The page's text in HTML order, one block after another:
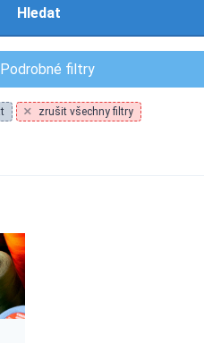
Hledat
Podrobné filtry
zrušit všechny filtry